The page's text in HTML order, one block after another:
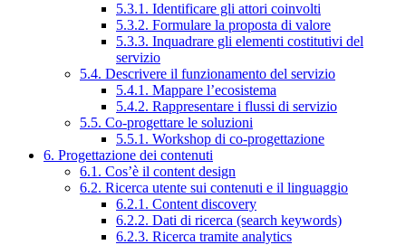
5.3.1. Identificare gli attori coinvolti
5.3.2. Formulare la proposta di valore
5.3.3. Inquadrare gli elementi costitutivi del
servizio
5.4. Descrivere il funzionamento del servizio
5.4.1. Mappare l’ecosistema
5.4.2. Rappresentare i flussi di servizio
5.5. Co-progettare le soluzioni
5.5.1. Workshop di co-progettazione
6. Progettazione dei contenuti
6.1. Cos’è il content design
6.2. Ricerca utente sui contenuti e il linguaggio
6.2.1. Content discovery
6.2.2. Dati di ricerca (search keywords)
6.2.3. Ricerca tramite analytics